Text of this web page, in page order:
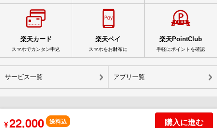
¥22,000 送料込 購入に進む
楽天カード
スマホでカンタン申込
楽天ペイ
スマホをお財布に
楽天PointClub
手軽にポイントを確認
サービス一覧 アプリ一覧